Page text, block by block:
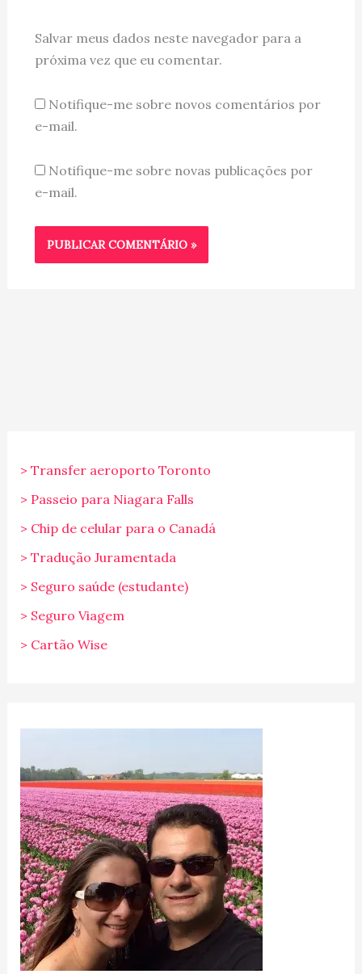
Salvar meus dados neste navegador para a
próxima vez que eu comentar.
Notifique-me sobre novos comentários por
e-mail.
Notifique-me sobre novas publicações por
e-mail.
> Transfer aeroporto Toronto
> Passeio para Niagara Falls
> Chip de celular para o Canadá
> Tradução Juramentada
> Seguro saúde (estudante)
> Seguro Viagem
> Cartão Wise